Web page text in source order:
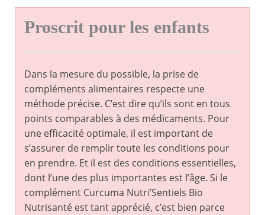
Proscrit pour les enfants
Dans la mesure du possible, la prise de
compléments alimentaires respecte une
méthode précise. C’est dire qu’ils sont en tous
points comparables à des médicaments. Pour
une efficacité optimale, il est important de
s’assurer de remplir toute les conditions pour
en prendre. Et il est des conditions essentielles,
dont l’une des plus importantes est l’âge. Si le
complément Curcuma Nutri’Sentiels Bio
Nutrisanté est tant apprécié, c’est bien parce